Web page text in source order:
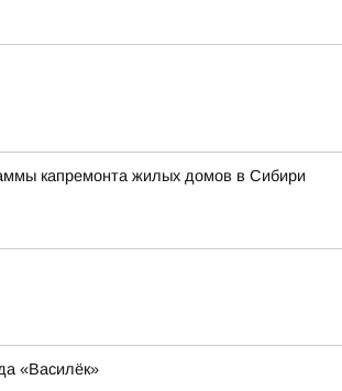
капремонта жилых домов в Сибири
«Василёк»